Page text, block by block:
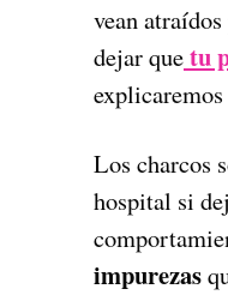
vean
dejar quetu
Los charcos
hospital si
impurezas